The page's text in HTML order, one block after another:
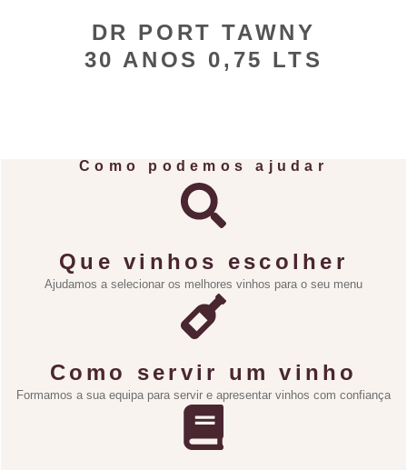
DR PORT TAWNY
30 ANOS 0,75 LTS
Como podemos ajudar
Que vinhos escolher
Ajudamos a selecionar os melhores vinhos para o seu menu
Como servir um vinho
Formamos a sua equipa para servir e apresentar vinhos com confiança